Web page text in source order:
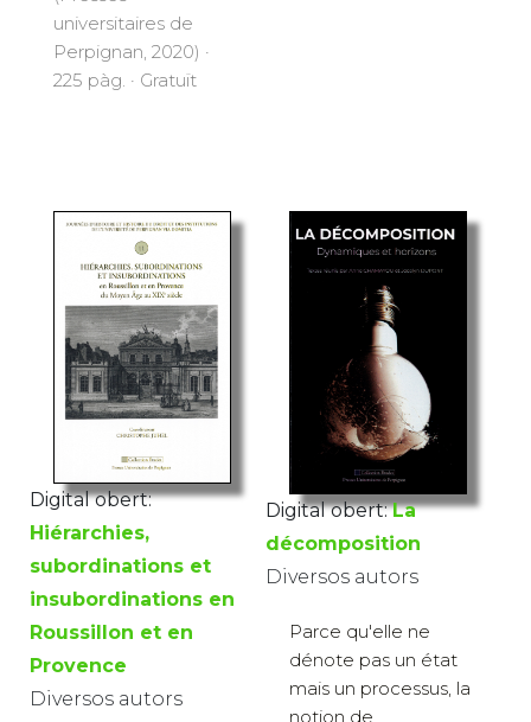
universitaires de
Perpignan, 2020) ·
225 pàg. · Gratuït
Digital obert:
Hiérarchies,
subordinations et
insubordinations en
Roussillon et en
Provence
Diversos autors
Digital obert: La
décomposition
Diversos autors
Parce qu'elle ne
dénote pas un état
mais un processus, la
notion de